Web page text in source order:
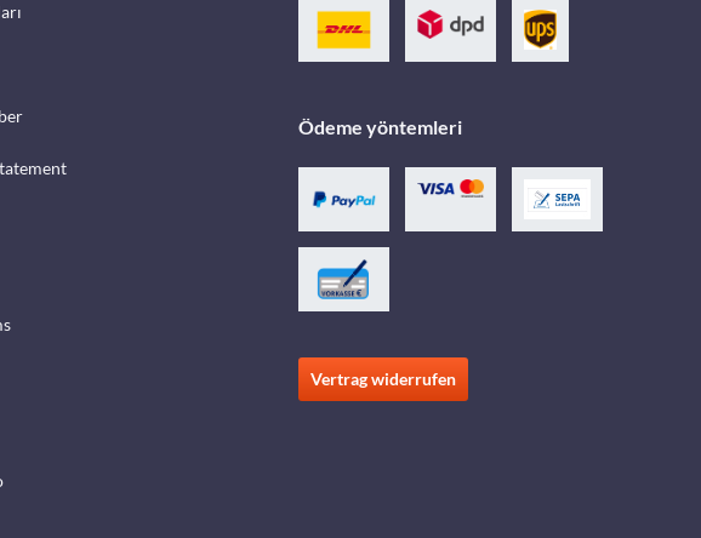
Ödeme yöntemleri
Vertrag widerrufen